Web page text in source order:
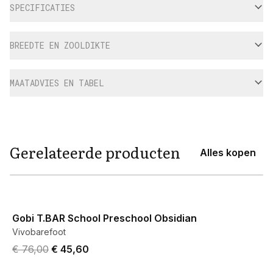
SPECIFICATIES
BREEDTE EN ZOOLDIKTE
MAATADVIES EN TABEL
Gerelateerde producten Alles kopen
Gobi T.BAR School Preschool Obsidian
Vivobarefoot
Original price was € 76,00.
€ 76,00 Current price is € 45,60.
€ 45,60